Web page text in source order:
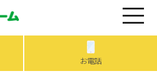
お電話